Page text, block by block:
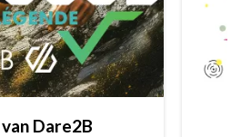
Dare2B